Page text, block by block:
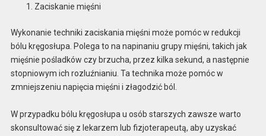
Zaciskanie mięśni
Wykonanie techniki zaciskania mięśni może pomóc w redukcji
bólu kręgosłupa. Polega to na napinaniu grupy mięśni, takich jak
mięśnie pośladków czy brzucha, przez kilka sekund, a następnie
stopniowym ich rozluźnianiu. Ta technika może pomóc w
zmniejszeniu napięcia mięśni i złagodzić ból.
W przypadku bólu kręgosłupa u osób starszych zawsze warto
skonsultować się z lekarzem lub fizjoterapeutą, aby uzyskać